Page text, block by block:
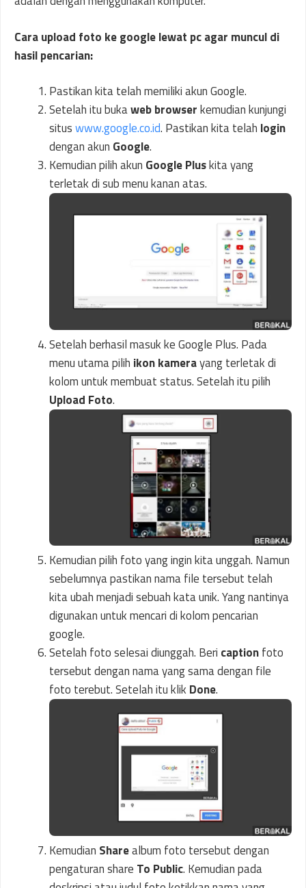
Cara upload foto ke google lewat pc agar muncul di
hasil pencarian:
Pastikan kita telah memiliki akun Google.
Setelah itu bukawebbrowserkemudian kunjungi
situswww.google.co.id. Pastikan kita telah login
dengan akun Google.
Kemudian pilih akun Google Pluskita yang
terletak di sub menu kanan atas.
Setelah berhasil masuk ke Google Plus. Pada
menu utama pilih ikon kamerayang terletak di
kolom untuk membuat status. Setelah itu pilih
Upload Foto.
Kemudian pilih foto yang ingin kita unggah. Namun
sebelumnya pastikan nama file tersebut telah
kita ubah menjadi sebuah kata unik. Yang nantinya
digunakan untuk mencari di kolom pencarian
google.
Setelah foto selesai diunggah. Beri captionfoto
tersebut dengan nama yang sama dengan file
foto terebut. Setelah itu klik Done.
Kemudian Sharealbum foto tersebut dengan
pengaturan share To Public. Kemudian pada